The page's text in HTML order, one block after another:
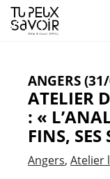
Aller
au
ANGERS
ATELIER
: «
FINS, SES
Angers Atelier